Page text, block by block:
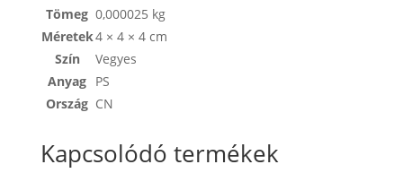
Tömeg 0,000025 kg
Méretek4 × 4 × 4 cm
Szín
Vegyes
Anyag PS
Ország CN
Kapcsolódó termékek